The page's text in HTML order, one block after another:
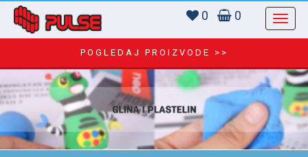
0 0
POGLEDAJ PROIZVODE >>